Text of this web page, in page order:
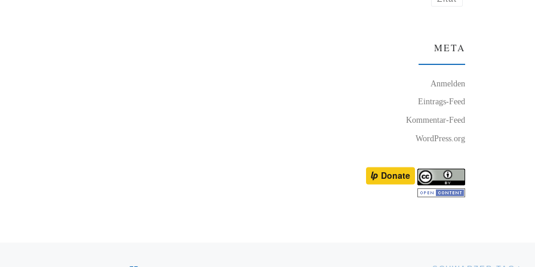
META
Anmelden
Eintrags-Feed
Kommentar-Feed
WordPress.org